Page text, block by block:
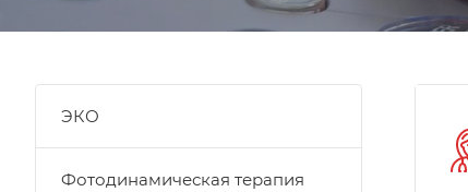
ЭКО
Фотодинамическая терапия